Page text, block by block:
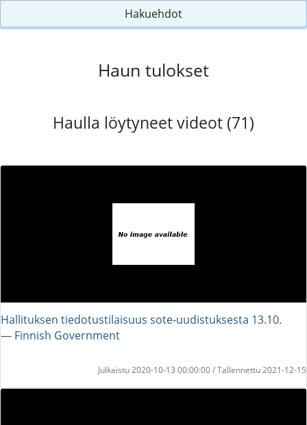
Hakuehdot
Haun tulokset
Haulla löytyneet videot (71)
Hallituksen tiedotustilaisuus sote-uudistuksesta 13.10.
― Finnish Government
Julkaistu 2020-10-13 00:00:00 / Tallennettu 2021-12-15